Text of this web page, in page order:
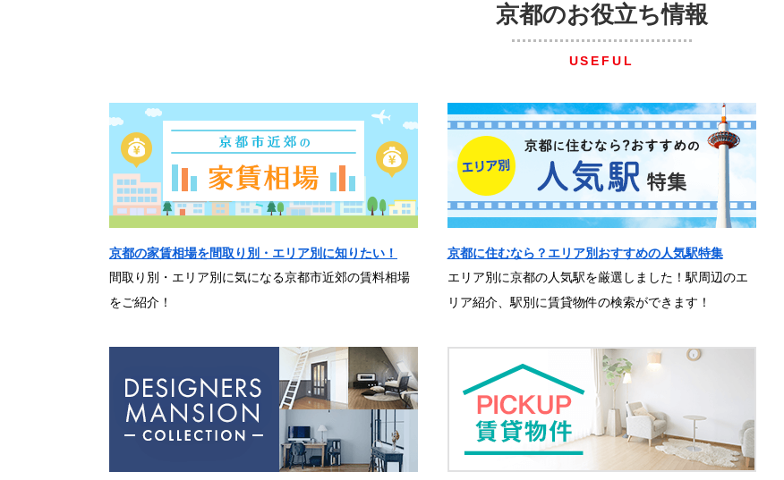
京都のお役立ち情報
USEFUL
京都の家賃相場を間取り別・エリア別に知りたい！
間取り別・エリア別に気になる京都市近郊の賃料相場
をご紹介！
京都に住むなら？エリア別おすすめの人気駅特集
エリア別に京都の人気駅を厳選しました！駅周辺のエ
リア紹介、駅別に賃貸物件の検索ができます！